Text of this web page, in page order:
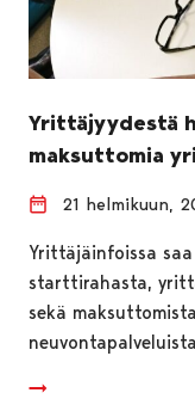
Yrittäjyydestä
maksuttomia
21 helmikuun,
Yrittäjäinfoissa
starttirahasta,
sekä